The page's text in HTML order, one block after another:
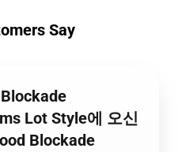
Say
Lot Style에 오신
Blockade